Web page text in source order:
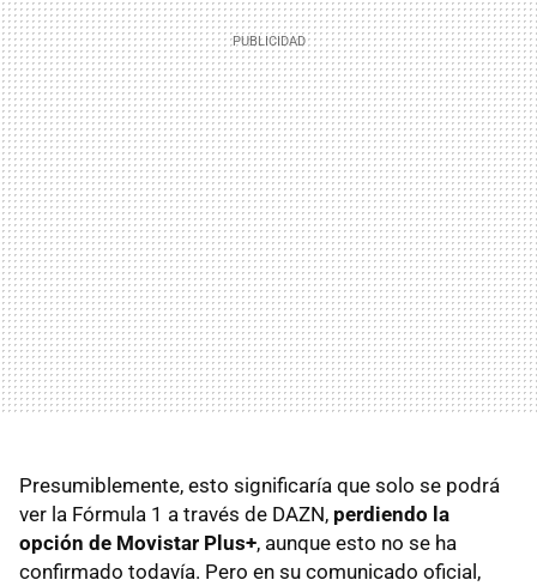
Presumiblemente, esto significaría que solo se podrá
ver la Fórmula 1 a través de DAZN, perdiendo la
opción de Movistar Plus+, aunque esto no se ha
confirmado todavía. Pero en su comunicado oficial,